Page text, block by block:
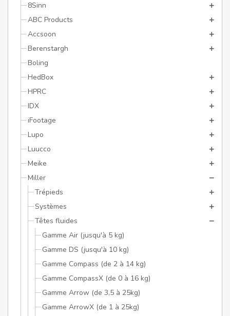
8Sinn
ABC Products
Accsoon
Berenstargh
Boling
HedBox
HPRC
IDX
iFootage
Lupo
Luucco
Meike
Miller
Trépieds
Systèmes
Têtes fluides
Gamme Air (jusqu'à 5 kg)
Gamme DS (jusqu'à 10 kg)
Gamme Compass (de 2 à 14 kg)
Gamme CompassX (de 0 à 16 kg)
Gamme Arrow (de 3,5 à 25kg)
Gamme ArrowX (de 1 à 25kg)